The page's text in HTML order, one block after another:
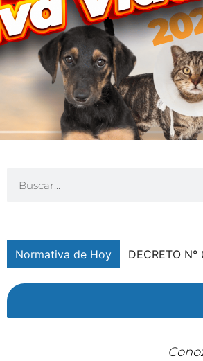
Normativa de Hoy DECRETO